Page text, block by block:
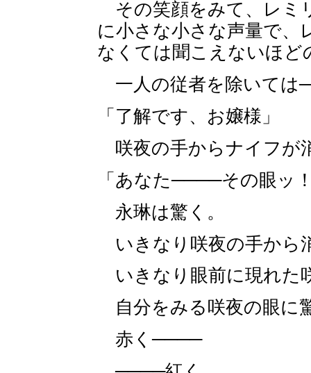
その笑顔をみて、レミ
に小さな小さな声量で、
なくては聞こえないほど
一人の従者を除いては
「了解です、お嬢様」
咲夜の手からナイフが
「あなた────その眼ッ
永琳は驚く。
いきなり咲夜の手から
いきなり眼前に現れた
自分をみる咲夜の眼に
赤く────